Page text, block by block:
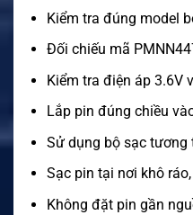
Kiểm tra đúng model
Đối chiếu mã
Kiểm tra điện áp 3.6V
Lắp pin đúng chiều
Sử dụng bộ sạc tương
Sạc pin tại nơi khô
Không đặt pin gần